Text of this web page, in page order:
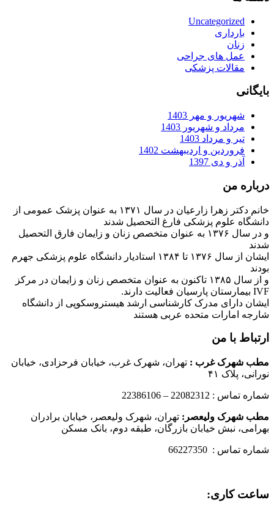
Uncategorized
بارداری
زنان
عمل های جراحی
مقالات پزشکی
بایگانی
شهریور و مهر 1403
مرداد و شهریور 1403
تیر و مرداد 1403
فروردین و اردیبهشت 1402
آذر و دی 1397
درباره من
خانم دکتر زهرا زارعیان در سال ۱۳۷۱ به عنوان پزشک عمومی از
دانشگاه علوم پزشکی فارغ التحصیل شدند
و در سال ۱۳۷۶ به عنوان متخصص زنان و زایمان فارق التحصیل
شدند
ایشان از سال ۱۳۷۶ تا ۱۳۸۴ استادیار دانشگاه علوم پزشکی جهرم
بودند
و از سال ۱۳۸۵ تاکنون به عنوان متخصص زنان و زایمان در مرکز
IVF بیمارستان پارسیان فعالیت دارند.
ایشان دارای مدرک کارشناسی ارشد هیستروسکوپی از دانشگاه
شارجه امارات متحده عربی هستند
ارتباط با من
مطب شهرک غرب : تهران، شهرک غرب، خیابان فرحزادی، خیابان
نورانی، پلاک ۴۱
شماره تماس : 22082312 – 22386106
مطب شهرک ولیعصر: تهران، شهرک ولیعصر، خیابان برادران
بهرامی، نبش خیابان بازرگان، طبقه دوم، بانک مسکن
شماره تماس : 66227350
ساعت کاری: